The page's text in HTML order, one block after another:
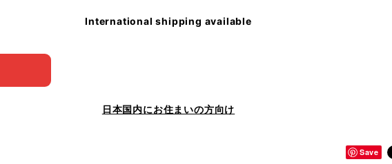
International shipping available
日本国内にお住まいの方向け
Save